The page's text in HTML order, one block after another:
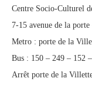
Centre Socio-Culturel
7-15 avenue de la
Metro : porte de la
Bus : 150 – 249 – 152
Arrêt porte de la